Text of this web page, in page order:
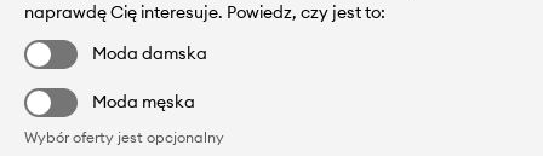
naprawdę Cię interesuje. Powiedz, czy jest to:
Moda damska
Moda męska
Wybór oferty jest opcjonalny